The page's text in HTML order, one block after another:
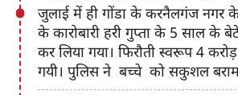
जुलाई में ही गोंडा के करनैलगंज नगर के
के कारोबारी हरी गुप्ता के 5 साल के
कर लिया गया। फिरौती स्वरूप 4
गयी। पुलिस ने बच्चे को सकुशल